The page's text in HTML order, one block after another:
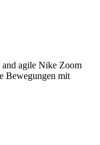
and agile Nike Zoom
Bewegungen mit